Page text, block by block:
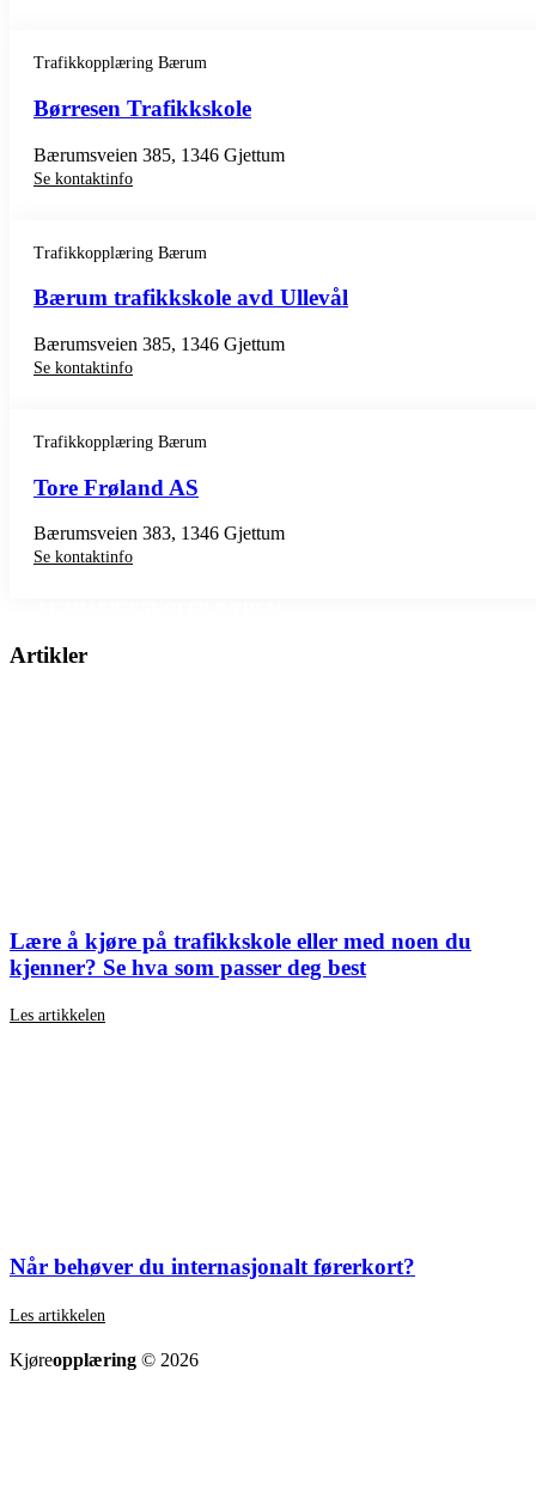
Trafikkopplæring Bærum
Børresen Trafikkskole
Bærumsveien 385, 1346 Gjettum
Se kontaktinfo
Trafikkopplæring Bærum
Bærum trafikkskole avd Ullevål
Bærumsveien 385, 1346 Gjettum
Se kontaktinfo
Trafikkopplæring Bærum
Tore Frøland AS
Bærumsveien 383, 1346 Gjettum
Se kontaktinfo
Artikler
Lære å kjøre på trafikkskole eller med noen du
kjenner? Se hva som passer deg best
Les artikkelen
Når behøver du internasjonalt førerkort?
Les artikkelen
Kjøreopplæring © 2026